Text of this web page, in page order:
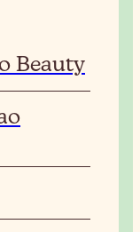
Beauty